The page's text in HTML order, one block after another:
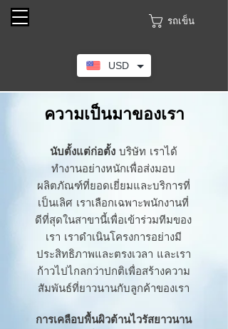
USD
รถเข็น
ความเป็นมาของเรา
นับตั้งแต่ก่อตั้งบริษัท เราได้
ทำงานอย่างหนักเพื่อส่งมอบ
ผลิตภัณฑ์ที่ยอดเยี่ยมและบริการที่
เป็นเลิศ เราเลือกเฉพาะพนักงานที่
ดีที่สุดในสาขานี้เพื่อเข้าร่วมทีมของ
เรา เราดำเนินโครงการอย่างมี
ประสิทธิภาพและตรงเวลา และเรา
ก้าวไปไกลกว่าปกติเพื่อสร้างความ
สัมพันธ์ที่ยาวนานกับลูกค้าของเรา
การเคลือบพื้นผิวต้านไวรัสยาวนาน